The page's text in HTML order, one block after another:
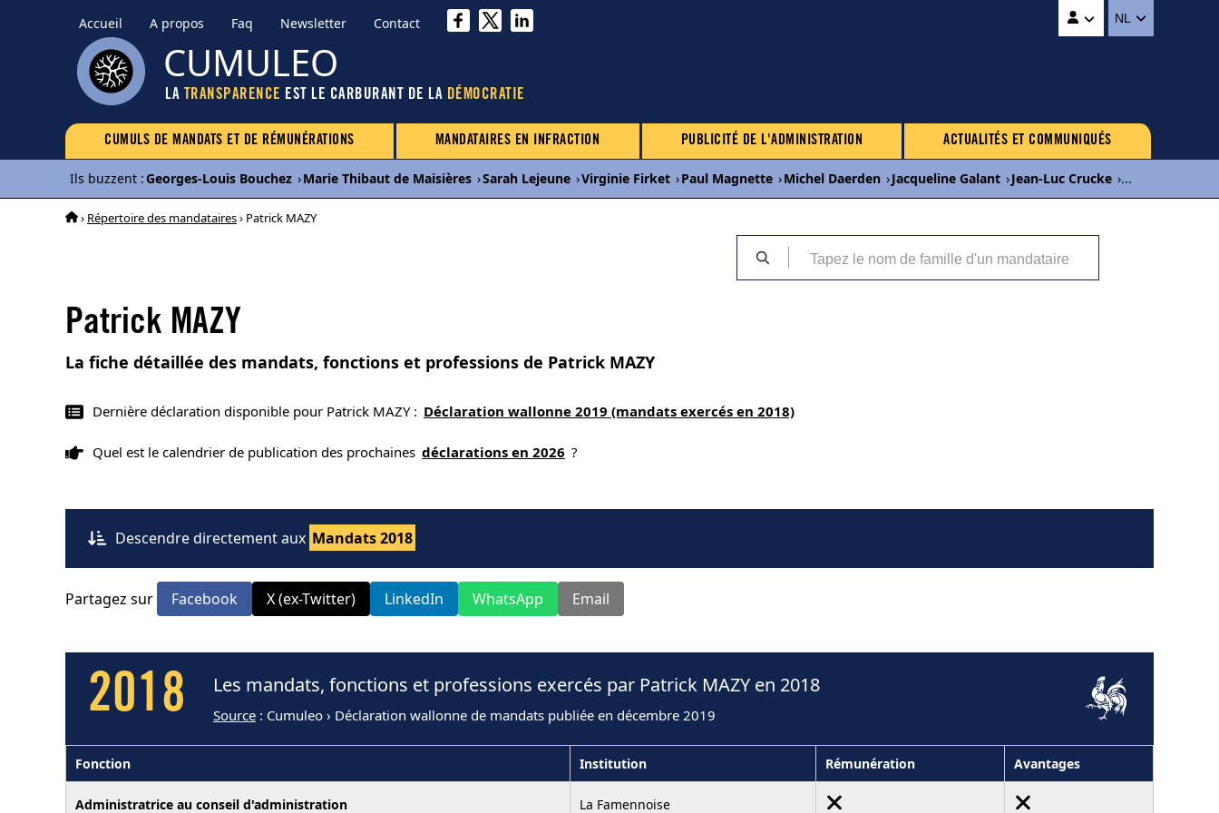
Accueil A propos Faq Newsletter Contact NL
CUMULEO
LA TRANSPARENCE EST LE CARBURANT DE LA DÉMOCRATIE
CUMULS DE MANDATS ET DE RÉMUNÉRATIONS MANDATAIRES EN INFRACTION PUBLICITÉ DE L'ADMINISTRATION ACTUALITÉS ET COMMUNIQUÉS
Ils buzzent :Georges-Louis Bouchez ›Marie Thibaut de Maisières ›Sarah Lejeune ›Virginie Firket ›Paul Magnette ›Michel Daerden ›Jacqueline Galant ›Jean-Luc Crucke ›...
› Répertoire des mandataires› Patrick MAZY
Patrick MAZY
La fiche détaillée des mandats, fonctions et professions de Patrick MAZY
Dernière déclaration disponible pour Patrick MAZY : Déclaration wallonne 2019 (mandats exercés en 2018)
Quel est le calendrier de publication des prochaines déclarations en 2026 ?
Descendre directement aux Mandats 2018
Partagez sur Facebook X (ex-Twitter) LinkedIn WhatsApp Email
2018 Les mandats, fonctions et professions exercés par Patrick MAZY en 2018
Source : Cumuleo › Déclaration wallonne de mandats publiée en décembre 2019
Fonction Institution Rémunération Avantages
Administratrice au conseil d'administration La Famennoise